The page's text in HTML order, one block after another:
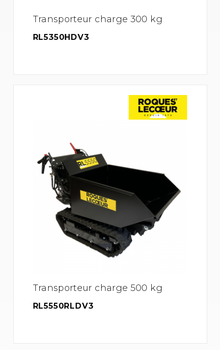
Transporteur charge 300 kg
RL5350HDV3
Transporteur charge 500 kg
RL5550RLDV3